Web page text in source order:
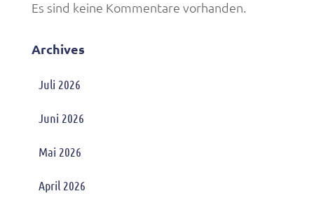
Es sind keine Kommentare vorhanden.
Archives
Juli 2026
Juni 2026
Mai 2026
April 2026